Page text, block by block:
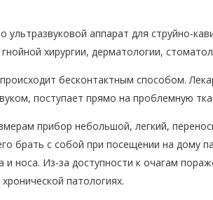
аппарат для струйно-
хирургии, дерматологии,
бесконтактным способом.
поступает прямо на проблемную
прибор небольшой, легкий,
брать с собой при посещении на дому
и носа. Из-за доступности к очагам
патологиях.